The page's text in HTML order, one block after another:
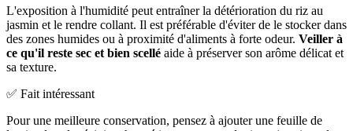
L'exposition à l'humidité peut entraîner la détérioration du riz au
jasmin et le rendre collant. Il est préférable d'éviter de le stocker dans
des zones humides ou à proximité d'aliments à forte odeur. Veiller à
ce qu'il reste sec et bien scellé aide à préserver son arôme délicat et
sa texture.
✅ Fait intéressant
Pour une meilleure conservation, pensez à ajouter une feuille de